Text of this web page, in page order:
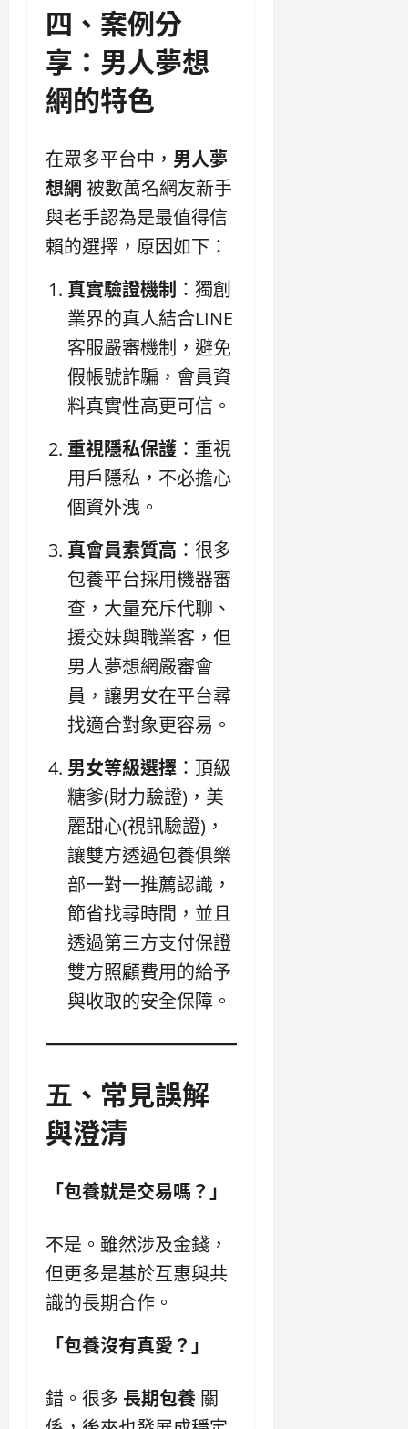
四、案例分
享：男人夢想
網的特色
在眾多平台中， 男人夢
想網 被數萬名網友新手
與老手認為是最值得信
賴的選擇，原因如下：
真實驗證機制 ：獨創
業界的真人結合LINE
客服嚴審機制，避免
假帳號詐騙，會員資
料真實性高更可信。
重視隱私保護 ：重視
用戶隱私，不必擔心
個資外洩。
真會員素質高 ：很多
包養平台採用機器審
查，大量充斥代聊、
援交妹與職業客，但
男人夢想網嚴審會
員，讓男女在平台尋
找適合對象更容易。
男女等級選擇 ：頂級
糖爹(財力驗證)，美
麗甜心(視訊驗證)，
讓雙方透過包養俱樂
部一對一推薦認識，
節省找尋時間，並且
透過第三方支付保證
雙方照顧費用的給予
與收取的安全保障。
五、常見誤解
與澄清
「包養就是交易嗎？」
不是。雖然涉及金錢，
但更多是基於互惠與共
識的長期合作。
「包養沒有真愛？」
錯。很多 長期包養 關